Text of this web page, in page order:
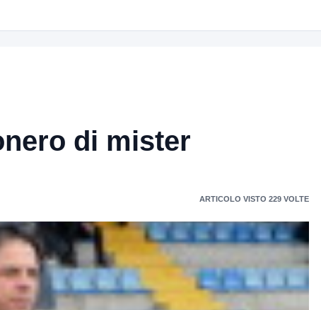
di mister
ARTICOLO VISTO 229 VOLTE